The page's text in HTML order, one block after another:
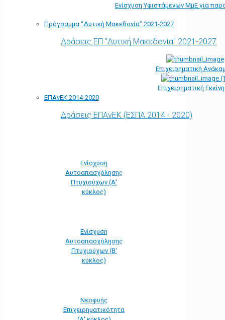
Ενίσχυση Υφιστάμενων ΜμΕ για
Πρόγραμμα “Δυτική Μακεδονία” 2021-2027
Δράσεις ΕΠ "Δυτική Μακεδονία" 2021-2027
Επιχειρηματική
Επιχειρηματική
ΕΠΑνΕΚ 2014-2020
Δράσεις ΕΠΑνΕΚ (ΕΣΠΑ 2014 - 2020)
Ενίσχυση
Αυτοαπασχόλησης
Πτυχιούχων (Α'
κύκλος)
Ενίσχυση
Αυτοαπασχόλησης
Πτυχιούχων (Β'
κύκλος)
Νεοφυής
Επιχειρηματικότητα